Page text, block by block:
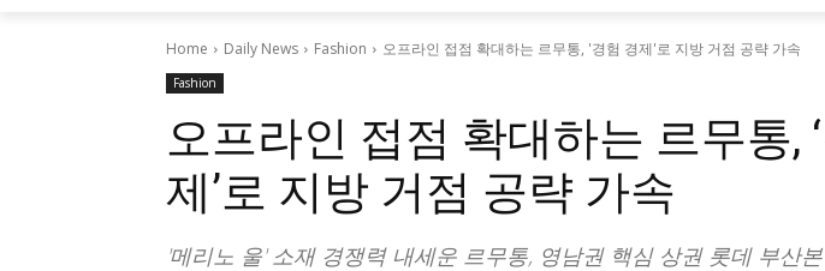
Home Daily News Fashion 오프라인 접점 확대하는 르무통, '경험 경제'로 지방 거점 공략 가속
Fashion
오프라인 접점 확대하는 르무통,
제’로 지방 거점 공략 가속
'메리노 울' 소재 경쟁력 내세운 르무통, 영남권 핵심 상권 롯데 부산